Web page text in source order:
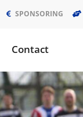
SPONSORING
Contact